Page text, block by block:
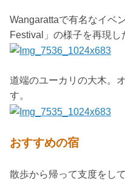
Wangarattaで有名なイベ
Festival」の様子を再現し
道端のユーカリの大木。
す。
おすすめの宿
散歩から帰って支度をし